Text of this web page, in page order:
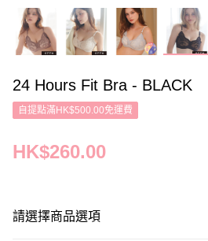
24 Hours Fit Bra - BLACK
自提點滿HK$500.00免運費
HK$260.00
請選擇商品選項